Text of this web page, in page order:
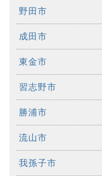
野田市
成田市
東金市
習志野市
勝浦市
流山市
我孫子市